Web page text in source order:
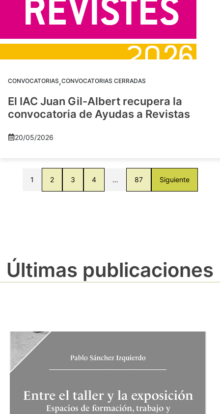
CONVOCATORIAS,CONVOCATORIAS CERRADAS
El IAC Juan Gil-Albert recupera la
convocatoria de Ayudas a Revistas
20/05/2026
1 2 3 4 … 87 Siguiente
Últimas publicaciones